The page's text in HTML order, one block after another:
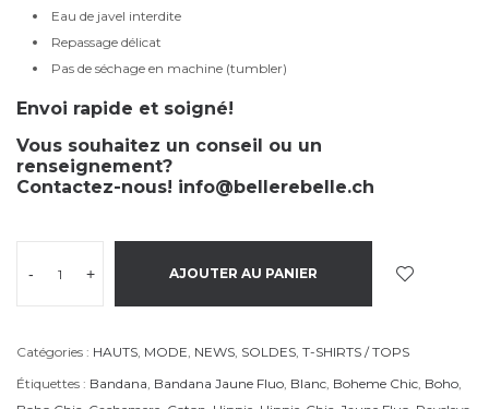
Eau de javel interdite
Repassage délicat
Pas de séchage en machine (tumbler)
Envoi rapide et soigné!
Vous souhaitez un conseil ou un
renseignement?
Contactez-nous! info@bellerebelle.ch
- + AJOUTER AU PANIER
Catégories : HAUTS, MODE, NEWS, SOLDES, T-SHIRTS / TOPS
Étiquettes : Bandana, Bandana Jaune Fluo, Blanc, Boheme Chic, Boho,